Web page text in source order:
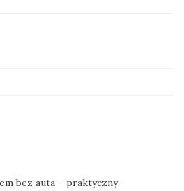
bez auta – praktyczny